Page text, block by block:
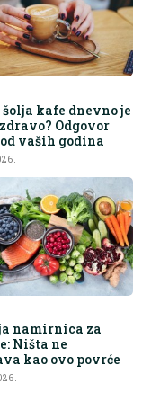
kafe dnevno je
Odgovor
vaših godina
namirnica za
Ništa ne
kao ovo povrće